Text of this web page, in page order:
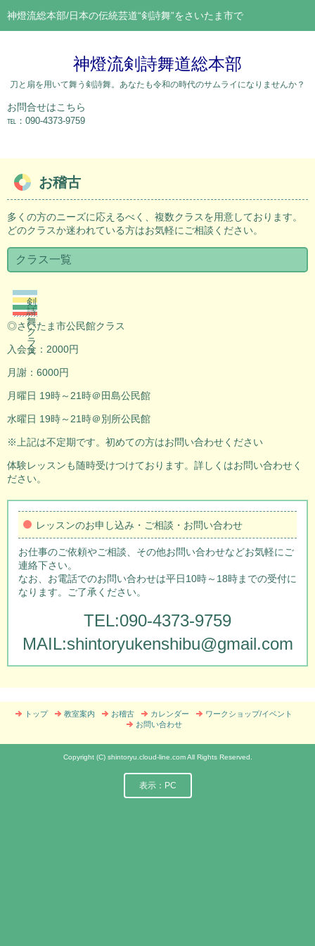
神燈流総本部/日本の伝統芸道“剣詩舞”をさいたま市で
神燈流剣詩舞道総本部
刀と扇を用いて舞う剣詩舞。あなたも令和の時代のサムライになりませんか？
お問合せはこちら
℡：090-4373-9759
お稽古
多くの方のニーズに応えるべく、複数クラスを用意しております。
どのクラスか迷われている方はお気軽にご相談ください。
クラス一覧
剣
詩
舞
ク
ラ
ス
◎さいたま市公民館クラス
入会金：2000円
月謝：6000円
月曜日 19時～21時＠田島公民館
水曜日 19時～21時＠別所公民館
※上記は不定期です。初めての方はお問い合わせください
体験レッスンも随時受けつけております。詳しくはお問い合わせく
ださい。
レッスンのお申し込み・ご相談・お問い合わせ
お仕事のご依頼やご相談、その他お問い合わせなどお気軽にご
連絡下さい。
なお、お電話でのお問い合わせは平日10時～18時までの受付に
なります。ご了承ください。
TEL:090-4373-9759
MAIL:shintoryukenshibu@gmail.com
トップ 教室案内 お稽古 カレンダー
ワークショップ/イベント
お問い合わせ
Copyright (C) shintoryu.cloud-line.com All Rights Reserved.
表示：PC